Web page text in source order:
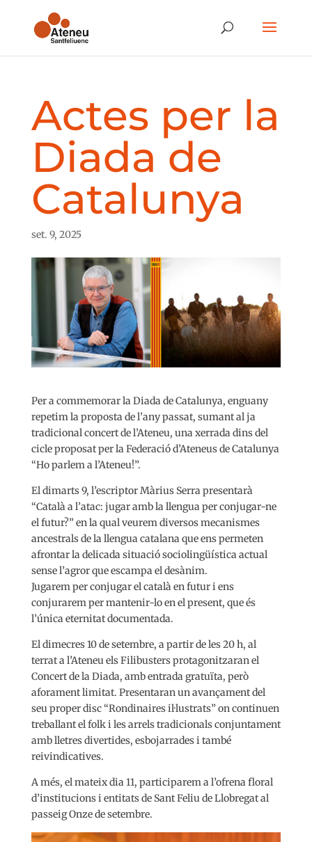
Actes per la
Diada de
Catalunya
set. 9, 2025
Per a commemorar la Diada de Catalunya, enguany
repetim la proposta de l’any passat, sumant al ja
tradicional concert de l’Ateneu, una xerrada dins del
cicle proposat per la Federació d’Ateneus de Catalunya
“Ho parlem a l’Ateneu!”.
El dimarts 9, l’escriptor Màrius Serra presentarà
“Català a l’atac: jugar amb la llengua per conjugar-ne
el futur?” en la qual veurem diversos mecanismes
ancestrals de la llengua catalana que ens permeten
afrontar la delicada situació sociolingüística actual
sense l’agror que escampa el desànim.
Jugarem per conjugar el català en futur i ens
conjurarem per mantenir-lo en el present, que és
l’única eternitat documentada.
El dimecres 10 de setembre, a partir de les 20 h, al
terrat a l’Ateneu els Filibusters protagonitzaran el
Concert de la Diada, amb entrada gratuïta, però
aforament limitat. Presentaran un avançament del
seu proper disc “Rondinaires il·lustrats” on continuen
treballant el folk i les arrels tradicionals conjuntament
amb lletres divertides, esbojarrades i també
reivindicatives.
A més, el mateix dia 11, participarem a l’ofrena floral
d’institucions i entitats de Sant Feliu de Llobregat al
passeig Onze de setembre.